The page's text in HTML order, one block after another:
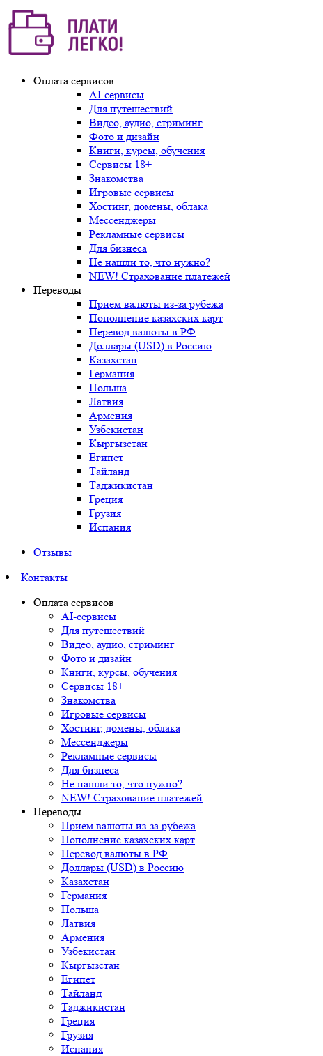
Оплата сервисов
AI-сервисы
Для путешествий
Видео, аудио, стриминг
Фото и дизайн
Книги, курсы, обучения
Сервисы 18+
Знакомства
Игровые сервисы
Хостинг, домены, облака
Мессенджеры
Рекламные сервисы
Для бизнеса
Не нашли то, что нужно?
NEW! Страхование платежей
Переводы
Прием валюты из-за рубежа
Пополнение казахских карт
Перевод валюты в РФ
Доллары (USD) в Россию
Казахстан
Германия
Польша
Латвия
Армения
Узбекистан
Кыргызстан
Египет
Тайланд
Таджикистан
Греция
Грузия
Испания
Отзывы
Контакты
Оплата сервисов
AI-сервисы
Для путешествий
Видео, аудио, стриминг
Фото и дизайн
Книги, курсы, обучения
Сервисы 18+
Знакомства
Игровые сервисы
Хостинг, домены, облака
Мессенджеры
Рекламные сервисы
Для бизнеса
Не нашли то, что нужно?
NEW! Страхование платежей
Переводы
Прием валюты из-за рубежа
Пополнение казахских карт
Перевод валюты в РФ
Доллары (USD) в Россию
Казахстан
Германия
Польша
Латвия
Армения
Узбекистан
Кыргызстан
Египет
Тайланд
Таджикистан
Греция
Грузия
Испания